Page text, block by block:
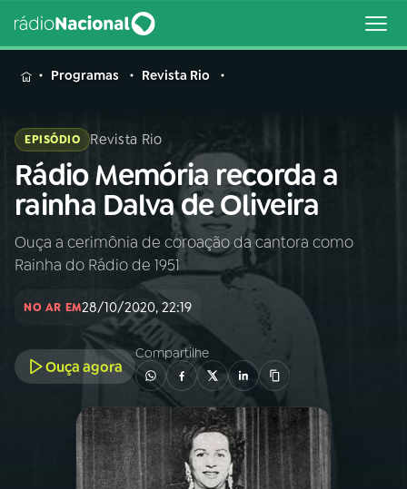
MENU
Buscar
na
Rádio
Nacional
Buscar
AO VIVO
INÍCIO
PROGRAMAÇÃO
Programas Revista Rio
EPISÓDIO Revista Rio
Rádio Memória recorda a
rainha Dalva de Oliveira
Ouça a cerimônia de coroação da cantora como
Rainha do Rádio de 1951
NO AR EM28/10/2020, 22:19
Ouça agora
Compartilhe